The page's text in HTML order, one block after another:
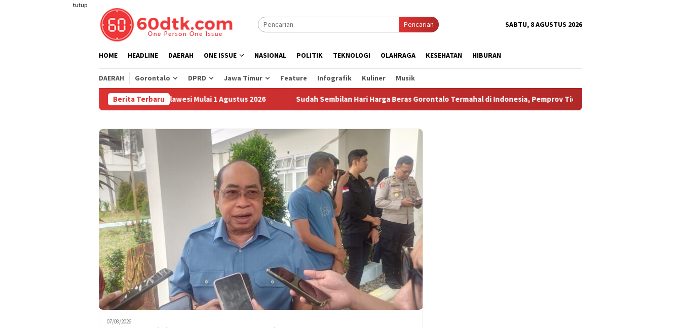
tutup
Pencarian SABTU, 8 AGUSTUS 2026
HOME HEADLINE DAERAH ONE ISSUE NASIONAL POLITIK TEKNOLOGI OLAHRAGA KESEHATAN HIBURAN
DAERAH Gorontalo DPRD Jawa Timur Feature Infografik Kuliner Musik
Berita Terbaru
Harga Pertamax di Sulawesi Mulai 1 Agustus 2026 Sudah Sembilan Hari Harga Beras Gorontalo Termahal di Indonesia, Pemprov Tidak Punya Solusi?
07/08/2026